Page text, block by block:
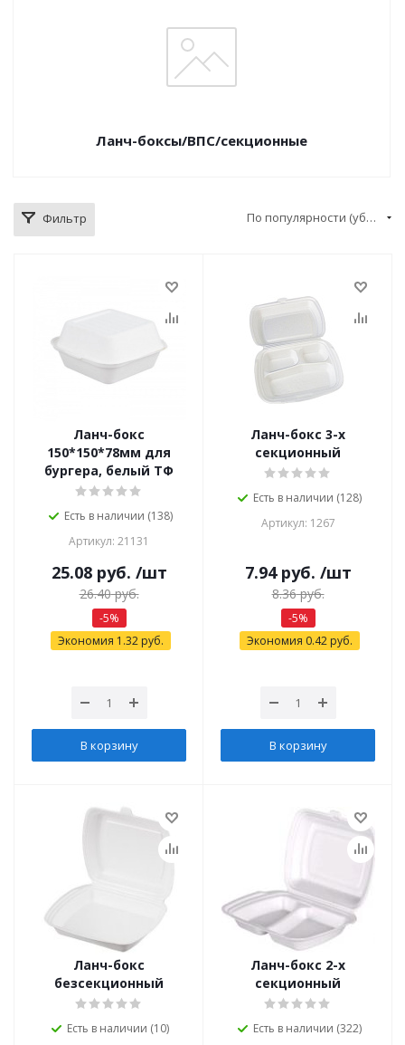
Ланч-боксы/ВПС/секционные
Фильтр По популярности (убывание)
Ланч-бокс
150*150*78мм для
бургера, белый ТФ
Есть в наличии (138)
Артикул: 21131
25.08руб. /шт
26.40руб.
-5%
Экономия 1.32руб.
В корзину
Ланч-бокс 3-х
секционный
Есть в наличии (128)
Артикул: 1267
7.94руб. /шт
8.36руб.
-5%
Экономия 0.42руб.
В корзину
Ланч-бокс
безсекционный
Есть в наличии (10)
Ланч-бокс 2-х
секционный
Есть в наличии (322)